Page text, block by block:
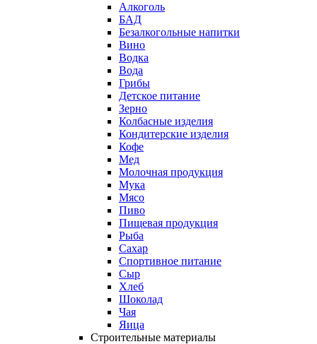
Алкоголь
БАД
Безалкогольные напитки
Вино
Водка
Вода
Грибы
Детское питание
Зерно
Колбасные изделия
Кондитерские изделия
Кофе
Мед
Молочная продукция
Мука
Мясо
Пиво
Пищевая продукция
Рыба
Сахар
Спортивное питание
Сыр
Хлеб
Шоколад
Чая
Яица
Строительные материалы